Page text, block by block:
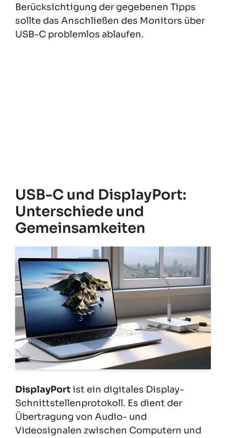
Berücksichtigung der gegebenen Tipps
sollte das Anschließen des Monitors über
USB-C problemlos ablaufen.
USB-C und DisplayPort:
Unterschiede und
Gemeinsamkeiten
DisplayPortist ein digitales Display-
Schnittstellenprotokoll. Es dient der
Übertragung von Audio- und
Videosignalen zwischen Computern und